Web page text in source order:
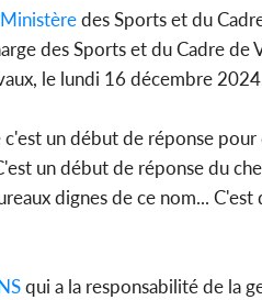
Ministèredes Sports et du
des Sports et du Cadre de
le lundi 16 décembre
un début de réponse
un début de réponse du
dignes de ce nom...
qui a la responsabilité de la